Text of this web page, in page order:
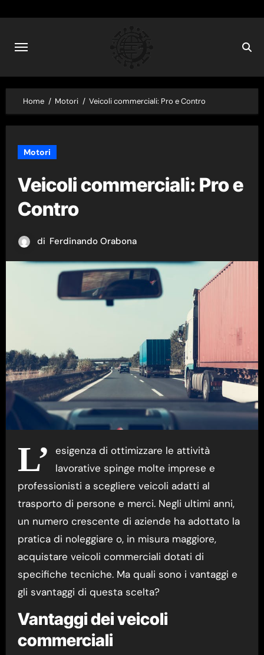
content
Home Motori Veicoli commerciali: Pro e Contro
Motori
Veicoli commerciali: Pro e
Contro
di Ferdinando Orabona
L’
esigenza di ottimizzare le attività
lavorative spinge molte imprese e
professionisti a scegliere veicoli adatti al
trasporto di persone e merci. Negli ultimi anni,
un numero crescente di aziende ha adottato la
pratica di noleggiare o, in misura maggiore,
acquistare veicoli commerciali dotati di
specifiche tecniche. Ma quali sono i vantaggi e
gli svantaggi di questa scelta?
Vantaggi dei veicoli
commerciali